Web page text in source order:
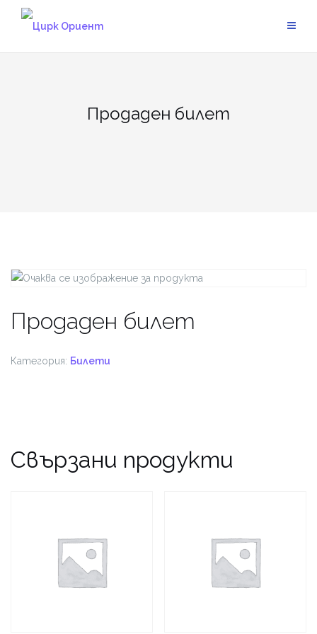
Продаден билет
Продаден билет
Категория: Билети
Свързани продукти